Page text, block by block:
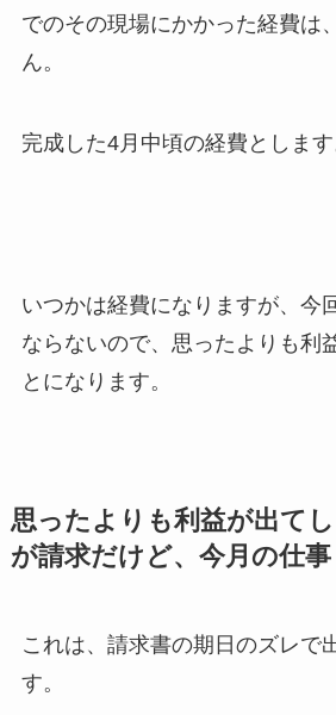
でのその現場にかかった経費は
ん。
完成した4月中頃の経費とします
いつかは経費になりますが、今
ならないので、思ったよりも利
とになります。
思ったよりも利益が出て
が請求だけど、今月の仕事
これは、請求書の期日のズレで
す。